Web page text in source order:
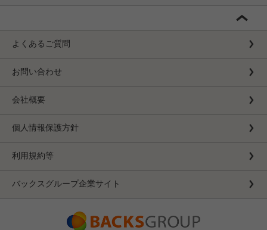
よくあるご質問
お問い合わせ
会社概要
個人情報保護方針
利用規約等
バックスグループ企業サイト